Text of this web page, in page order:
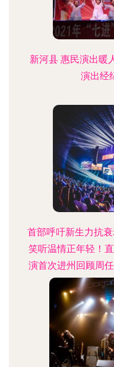
新河县 惠民演出暖
演出经
首部呼吁新生力抗
笑听温情正年轻！
演首次进州回顾周
珍被查拦霸暴官
2022年至热爱顶住
飘！无死角联动联
代之感——也就是